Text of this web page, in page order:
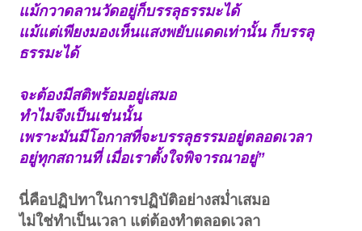
แม้กวาดลานวัดอยู่ก็บรรลุธรรมะได้
แม้แต่เพียงมองเห็นแสงพยับแดดเท่านั้น ก็บรรลุ
ธรรมะได้
จะต้องมีสติพร้อมอยู่เสมอ
ทำไมจึงเป็นเช่นนั้น
เพราะมันมีโอกาสที่จะบรรลุธรรมอยู่ตลอดเวลา
อยู่ทุกสถานที่ เมื่อเราตั้งใจพิจารณาอยู่”
นี่คือปฏิปทาในการปฏิบัติอย่างสม่ำเสมอ
ไม่ใช่ทำเป็นเวลา แต่ต้องทำตลอดเวลา